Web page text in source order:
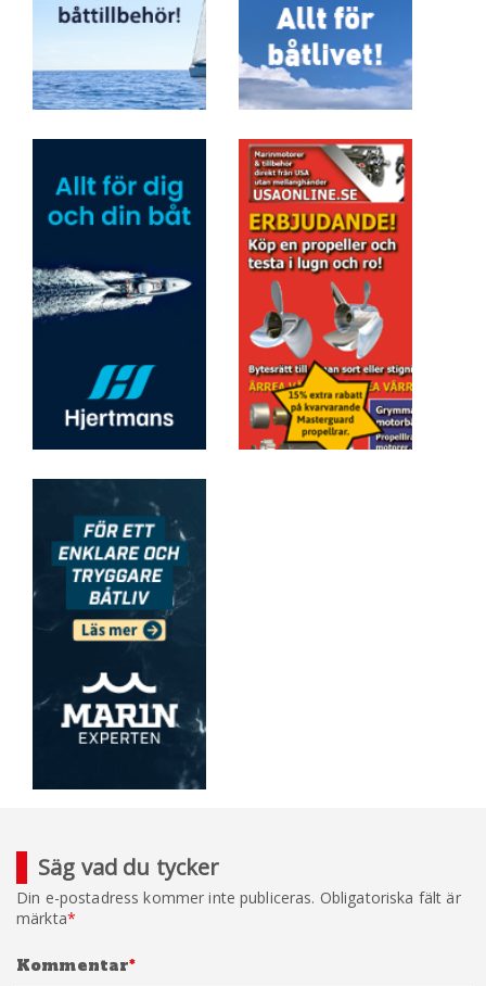
Säg vad du tycker
Din e-postadress kommer inte publiceras. Obligatoriska fält är
märkta*
Kommentar*